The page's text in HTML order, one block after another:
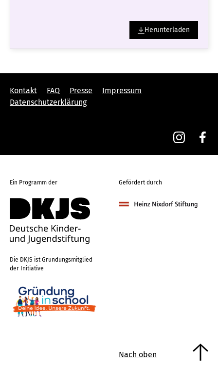
Herunterladen
Kontakt FAQ Presse
Impressum
Datenschutzerklärung
Ein Programm der Gefördert durch
Die DKJS ist Gründungsmitglied
der Initiative
Nach oben